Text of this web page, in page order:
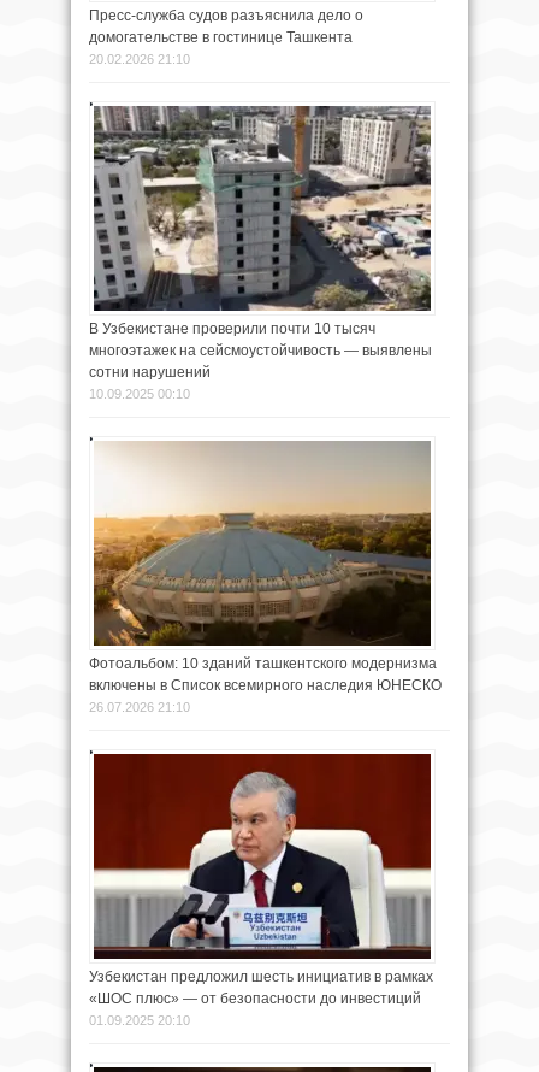
Пресс-служба судов разъяснила дело о
домогательстве в гостинице Ташкента
20.02.2026 21:10
В Узбекистане проверили почти 10 тысяч
многоэтажек на сейсмоустойчивость — выявлены
сотни нарушений
10.09.2025 00:10
Фотоальбом: 10 зданий ташкентского модернизма
включены в Список всемирного наследия ЮНЕСКО
26.07.2026 21:10
Узбекистан предложил шесть инициатив в рамках
«ШОС плюс» — от безопасности до инвестиций
01.09.2025 20:10